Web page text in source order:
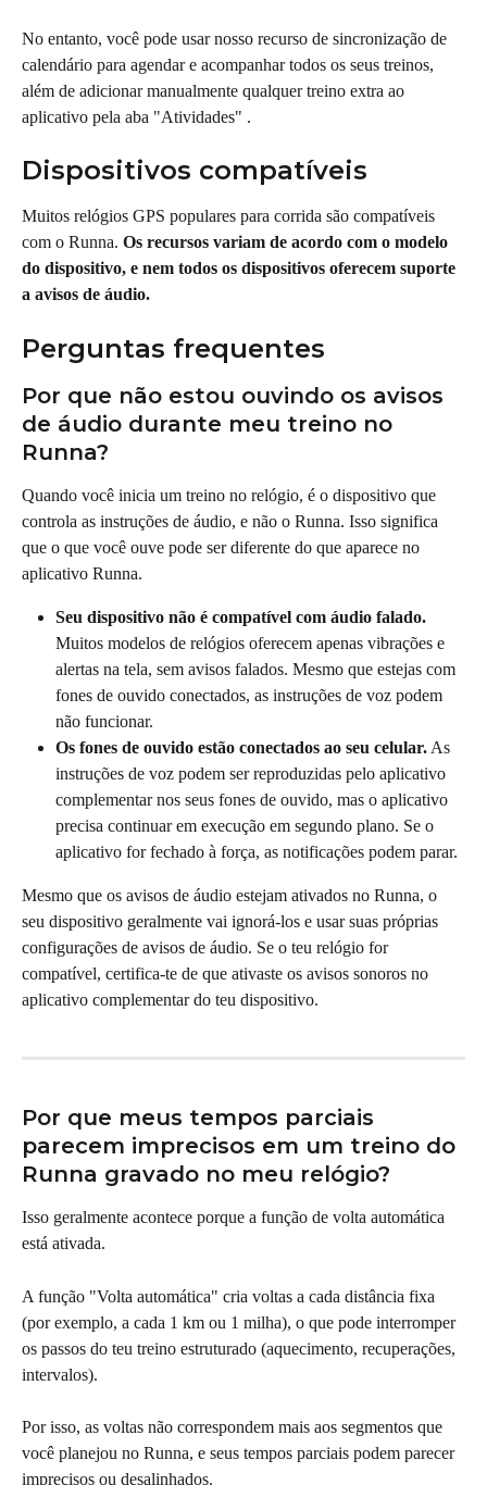
No entanto, você pode usar nosso recurso de sincronização de
calendário para agendar e acompanhar todos os seus treinos,
além de adicionar manualmente qualquer treino extra ao
aplicativo pela aba "Atividades" .
Dispositivos compatíveis
Muitos relógios GPS populares para corrida são compatíveis
com o Runna. Os recursos variam de acordo com o modelo
do dispositivo, e nem todos os dispositivos oferecem suporte
a avisos de áudio.
Perguntas frequentes
Por que não estou ouvindo os avisos
de áudio durante meu treino no
Runna?
Quando você inicia um treino no relógio, é o dispositivo que
controla as instruções de áudio, e não o Runna. Isso significa
que o que você ouve pode ser diferente do que aparece no
aplicativo Runna.
Seu dispositivo não é compatível com áudio falado.
Muitos modelos de relógios oferecem apenas vibrações e
alertas na tela, sem avisos falados. Mesmo que estejas com
fones de ouvido conectados, as instruções de voz podem
não funcionar.
Os fones de ouvido estão conectados ao seu celular. As
instruções de voz podem ser reproduzidas pelo aplicativo
complementar nos seus fones de ouvido, mas o aplicativo
precisa continuar em execução em segundo plano. Se o
aplicativo for fechado à força, as notificações podem parar.
Mesmo que os avisos de áudio estejam ativados no Runna, o
seu dispositivo geralmente vai ignorá-los e usar suas próprias
configurações de avisos de áudio. Se o teu relógio for
compatível, certifica-te de que ativaste os avisos sonoros no
aplicativo complementar do teu dispositivo.
Por que meus tempos parciais
parecem imprecisos em um treino do
Runna gravado no meu relógio?
Isso geralmente acontece porque a função de volta automática
está ativada.
A função "Volta automática" cria voltas a cada distância fixa
(por exemplo, a cada 1 km ou 1 milha), o que pode interromper
os passos do teu treino estruturado (aquecimento, recuperações,
intervalos).
Por isso, as voltas não correspondem mais aos segmentos que
você planejou no Runna, e seus tempos parciais podem parecer
imprecisos ou desalinhados.